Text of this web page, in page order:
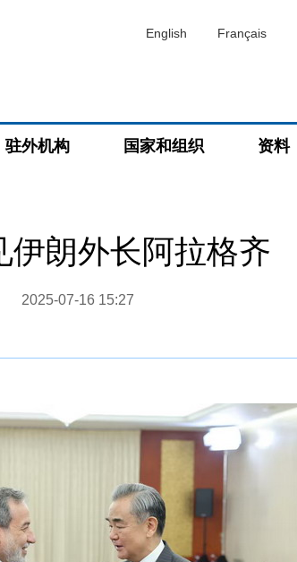
English Français
驻外机构 国家和组织 资料
伊朗外长阿拉格齐
2025-07-16 15:27